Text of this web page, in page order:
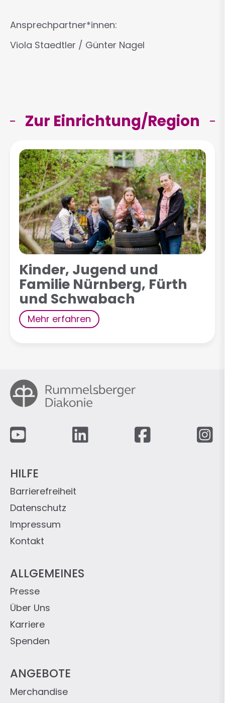
Ansprechpartner*innen:
Viola Staedtler / Günter Nagel
Zur Einrichtung/Region
Kinder, Jugend und
Familie Nürnberg, Fürth
und Schwabach
Mehr erfahren
Fußzeile
ANGEBOTE
Merchandise
ALLGEMEINES
Spenden
Karriere
Über Uns
Presse
HILFE
Kontakt
Impressum
Datenschutz
Barrierefreiheit